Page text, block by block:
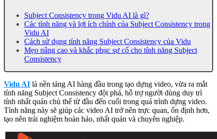
Subject Consistency trong Vidu AI là gì?
Các tính năng và lợi ích chính của Subject Consistency trong
Vidu AI
Cách sử dụng tính năng Subject Consistency của Vidu
Mẹo nâng cao và khắc phục sự cố cho tính năng Subject
Consistency
Vidu AI là nền tảng AI hàng đầu trong tạo dựng video, vừa ra mắt
tính năng Subject Consistency đột phá, hỗ trợ người dùng duy trì
tính nhất quán chủ thể từ đầu đến cuối trong quá trình dựng video.
Tính năng này sẽ giúp các video AI trở nên trực quan, ổn định hơn,
tạo nên trải nghiệm hoàn hảo, nhất quán và chuyên nghiệp.